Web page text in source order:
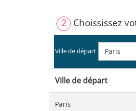
2 Choississez
Ville de départ
Ville de départ
Paris